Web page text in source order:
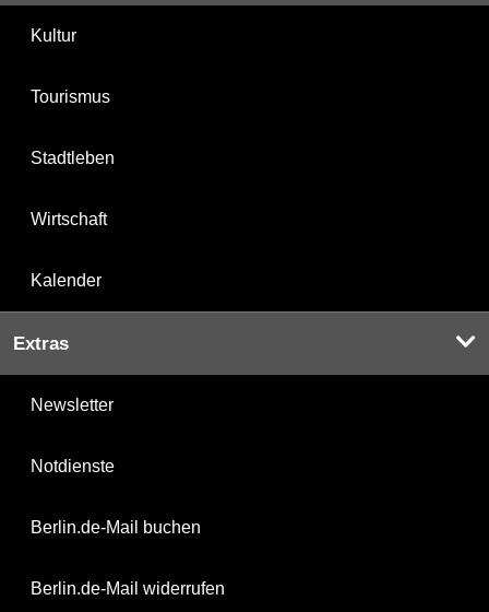
Kultur
Tourismus
Stadtleben
Wirtschaft
Kalender
Extras
Newsletter
Notdienste
Berlin.de-Mail buchen
Berlin.de-Mail widerrufen